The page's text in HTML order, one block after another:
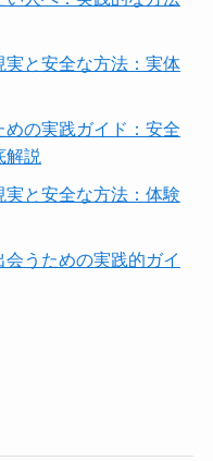
と安全な方法：実体
の実践ガイド：安全
解説
と安全な方法：体験
うための実践的ガイ